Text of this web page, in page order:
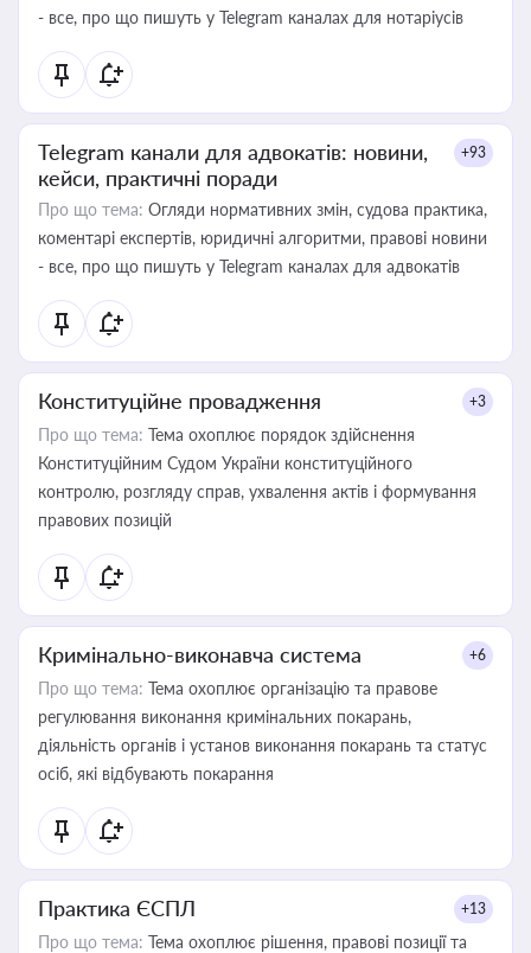
- все, про що пишуть у Telegram каналах для нотаріусів
Telegram канали для адвокатів: новини,
кейси, практичні поради
+93
Про що тема: Огляди нормативних змін, судова практика,
коментарі експертів, юридичні алгоритми, правові новини
- все, про що пишуть у Telegram каналах для адвокатів
Конституційне провадження +3
Про що тема: Тема охоплює порядок здійснення
Конституційним Судом України конституційного
контролю, розгляду справ, ухвалення актів і формування
правових позицій
Кримінально-виконавча система +6
Про що тема: Тема охоплює організацію та правове
регулювання виконання кримінальних покарань,
діяльність органів і установ виконання покарань та статус
осіб, які відбувають покарання
Практика ЄСПЛ +13
Про що тема: Тема охоплює рішення, правові позиції та